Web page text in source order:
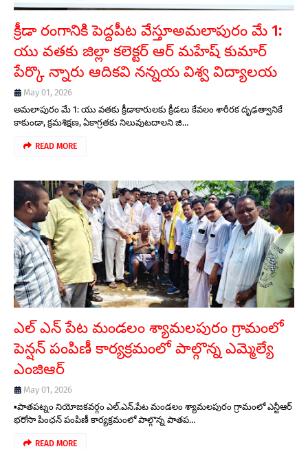
క్రీడా రంగానికి పెద్దపీట వేస్తూఅమలాపురం మే 1:
యు వతకు జిల్లా కలెక్టర్ ఆర్ మహేష్ కుమార్
పేర్కొ న్నారు ఆదికవి నన్నయ విశ్వ విద్యాలయ
May 01, 2026
అమలాపురం మే 1: యు వతకు క్రీడాకారులకు ​క్రీడలు కేవలం శారీరక దృఢత్వానికే
కాకుండా, క్రమశిక్షణ, ఏకాగ్రతకు నిలువుటదాలని జి…
READ MORE
ఎల్ ఎన్ పేట మండలం శ్యామలపురం గ్రామంలో
పెన్షన్ పంపిణీ కార్యక్రమంలో పాల్గొన్న ఎమ్మెల్యే
ఎంజిఆర్
May 01, 2026
▪️పాతపట్నం నియోజకవర్గం ఎల్.ఎన్.పేట మండలం శ్యామలపురం గ్రామంలో ఎన్టీఆర్
భరోసా పింఛన్ పంపిణీ కార్యక్రమంలో పాల్గొన్న పాతప…
READ MORE